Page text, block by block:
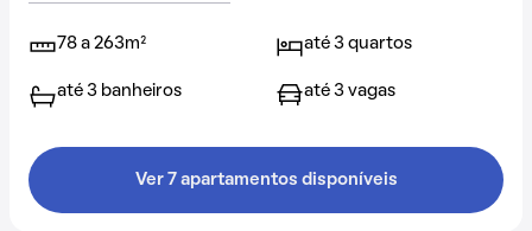
78 a 263m² até 3 quartos
até 3 banheiros até 3 vagas
Ver 7 apartamentos disponíveis